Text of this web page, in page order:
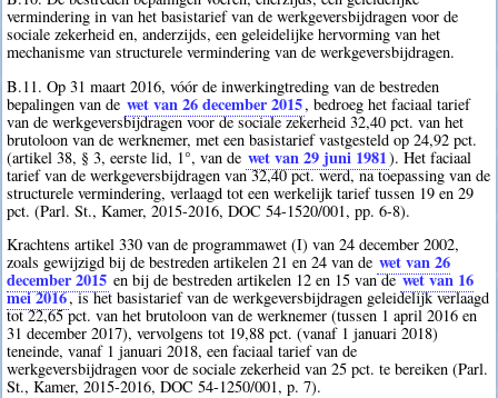
vermindering in van het basistarief van de werkgeversbijdragen voor de
sociale zekerheid en, anderzijds, een geleidelijke hervorming van het
mechanisme van structurele vermindering van de werkgeversbijdragen.
B.11. Op 31 maart 2016, vóór de inwerkingtreding van de bestreden
bepalingen van de wet van 26 december 2015, bedroeg het faciaal tarief
van de werkgeversbijdragen voor de sociale zekerheid 32,40 pct. van het
brutoloon van de werknemer, met een basistarief vastgesteld op 24,92 pct.
(artikel 38, § 3, eerste lid, 1°, van de wet van 29 juni 1981). Het faciaal
tarief van de werkgeversbijdragen van 32,40 pct. werd, na toepassing van de
structurele vermindering, verlaagd tot een werkelijk tarief tussen 19 en 29
pct. (Parl. St., Kamer, 2015-2016, DOC 54-1520/001, pp. 6-8).
Krachtens artikel 330 van de programmawet (I) van 24 december 2002,
zoals gewijzigd bij de bestreden artikelen 21 en 24 van de wet van 26
december 2015 en bij de bestreden artikelen 12 en 15 van dewet van 16
mei 2016, is het basistarief van de werkgeversbijdragen geleidelijk verlaagd
tot 22,65 pct. van het brutoloon van de werknemer (tussen 1 april 2016 en
31 december 2017), vervolgens tot 19,88 pct. (vanaf 1 januari 2018)
teneinde, vanaf 1 januari 2018, een faciaal tarief van de
werkgeversbijdragen voor de sociale zekerheid van 25 pct. te bereiken (Parl.
St., Kamer, 2015-2016, DOC 54-1250/001, p. 7).